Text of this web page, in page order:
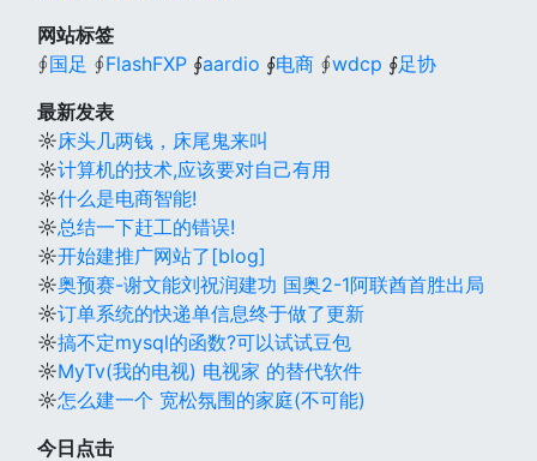
网站标签
∮国足 ∮FlashFXP ∮aardio ∮电商 ∮wdcp ∮足协
最新发表
☼床头几两钱，床尾鬼来叫
☼计算机的技术,应该要对自己有用
☼什么是电商智能!
☼总结一下赶工的错误!
☼开始建推广网站了[blog]
☼奥预赛-谢文能刘祝润建功 国奥2-1阿联酋首胜出局
☼订单系统的快递单信息终于做了更新
☼搞不定mysql的函数?可以试试豆包
☼MyTv(我的电视) 电视家 的替代软件
☼怎么建一个 宽松氛围的家庭(不可能)
今日点击